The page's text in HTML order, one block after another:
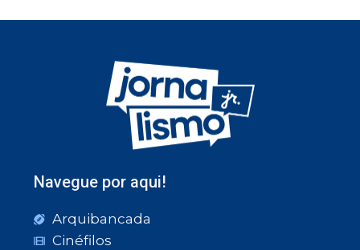
Navegue por aqui!
Arquibancada
Cinéfilos